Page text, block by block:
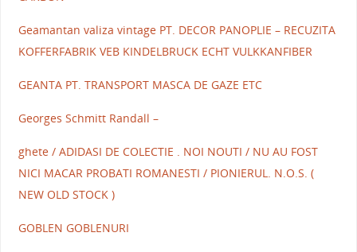
Geamantan valiza vintage PT. DECOR PANOPLIE – RECUZITA
KOFFERFABRIK VEB KINDELBRUCK ECHT VULKKANFIBER
GEANTA PT. TRANSPORT MASCA DE GAZE ETC
Georges Schmitt Randall –
ghete / ADIDASI DE COLECTIE . NOI NOUTI / NU AU FOST
NICI MACAR PROBATI ROMANESTI / PIONIERUL. N.O.S. (
NEW OLD STOCK )
GOBLEN GOBLENURI